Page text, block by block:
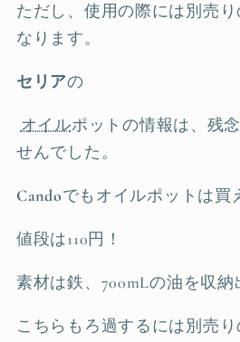
ただし、使用の際には別売
なります。
セリアの
オイルポットの情報は、残
せんでした。
Candoでもオイルポットは買
値段は110円！
素材は鉄、700mLの油を収納
こちらもろ過するには別売